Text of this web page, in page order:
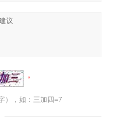
），如：三加四=7